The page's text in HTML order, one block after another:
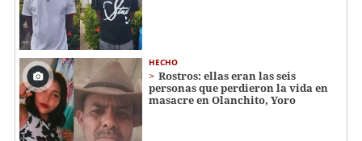
HECHO
Rostros: ellas eran las seis
personas que perdieron la vida en
masacre en Olanchito, Yoro